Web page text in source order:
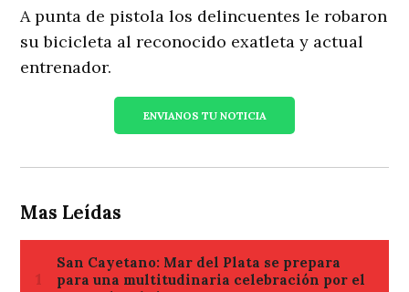
A punta de pistola los delincuentes le robaron
su bicicleta al reconocido exatleta y actual
entrenador.
ENVIANOS TU NOTICIA
Mas Leídas